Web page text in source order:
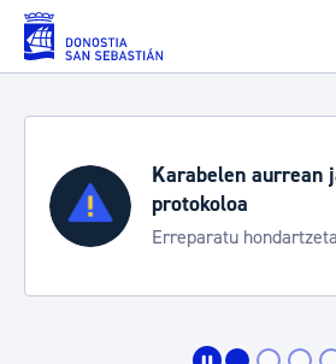
Eduki nagusira joan
Karabelen aurrean
protokoloa
Erreparatu